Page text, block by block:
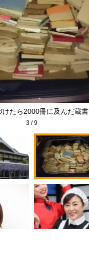
けたら2000冊に及んだ蔵書
3/9